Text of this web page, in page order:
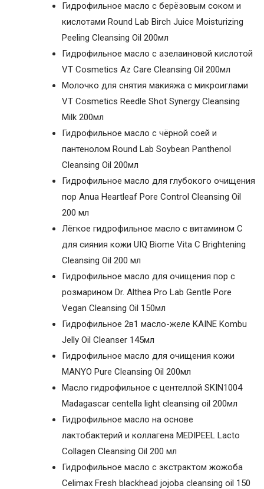
Гидрофильное масло с берёзовым соком и
кислотами Round Lab Birch Juice Moisturizing
Peeling Cleansing Oil 200мл
Гидрофильное масло с азелаиновой кислотой
VT Cosmetics Az Care Cleansing Oil 200мл
Молочко для снятия макияжа с микроиглами
VT Cosmetics Reedle Shot Synergy Cleansing
Milk 200мл
Гидрофильное масло с чёрной соей и
пантенолом Round Lab Soybean Panthenol
Cleansing Oil 200мл
Гидрофильное масло для глубокого очищения
пор Anua Heartleaf Pore Control Cleansing Oil
200 мл
Лёгкое гидрофильное масло с витамином С
для сияния кожи UIQ Biome Vita C Brightening
Cleansing Oil 200 мл
Гидрофильное масло для очищения пор с
розмарином Dr. Althea Pro Lab Gentle Pore
Vegan Cleansing Oil 150мл
Гидрофильное 2в1 масло-желе KAINE Kombu
Jelly Oil Cleanser 145мл
Гидрофильное масло для очищения кожи
MANYO Pure Cleansing Oil 200мл
Масло гидрофильное с центеллой SKIN1004
Madagascar centella light cleansing oil 200мл
Гидрофильное масло на основе
лактобактерий и коллагена MEDIPEEL Lacto
Collagen Cleansing Oil 200 мл
Гидрофильное масло с экстрактом жожоба
Celimax Fresh blackhead jojoba cleansing oil 150